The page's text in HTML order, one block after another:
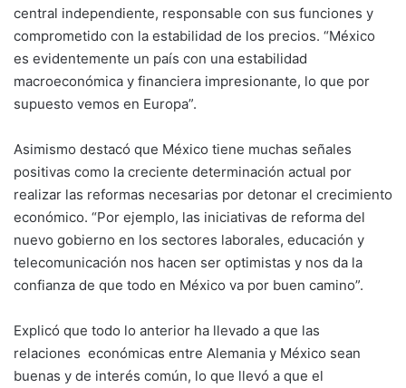
central independiente, responsable con sus funciones y
comprometido con la estabilidad de los precios. “México
es evidentemente un país con una estabilidad
macroeconómica y financiera impresionante, lo que por
supuesto vemos en Europa”.
Asimismo destacó que México tiene muchas señales
positivas como la creciente determinación actual por
realizar las reformas necesarias por detonar el crecimiento
económico. “Por ejemplo, las iniciativas de reforma del
nuevo gobierno en los sectores laborales, educación y
telecomunicación nos hacen ser optimistas y nos da la
confianza de que todo en México va por buen camino”.
Explicó que todo lo anterior ha llevado a que las
relaciones económicas entre Alemania y México sean
buenas y de interés común, lo que llevó a que el